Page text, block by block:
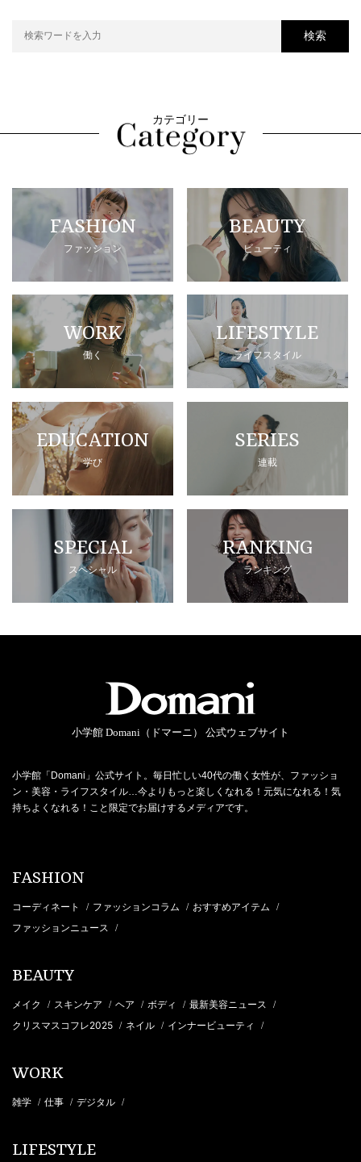
検索
カテゴリー
FASHION
ファッション
BEAUTY
ビューティ
WORK
働く
LIFESTYLE
ライフスタイル
EDUCATION
学び
SERIES
連載
SPECIAL
スペシャル
RANKING
ランキング
小学館 Domani（ドマーニ） 公式ウェブサイト
小学館「Domani」公式サイト。毎日忙しい40代の働く女性が、ファッショ
ン・美容・ライフスタイル…今よりもっと楽しくなれる！元気になれる！気
持ちよくなれる！こと限定でお届けするメディアです。
FASHION
コーディネート / ファッションコラム / おすすめアイテム /
ファッションニュース /
BEAUTY
メイク / スキンケア / ヘア / ボディ / 最新美容ニュース /
クリスマスコフレ2025 / ネイル / インナービューティ /
WORK
雑学 / 仕事 / デジタル /
LIFESTYLE